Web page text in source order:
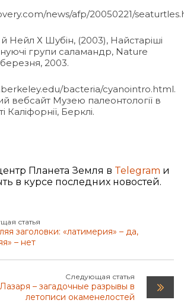
news/afp/20050221/
Нейл Х Шубін, (2003), Найстаріші
групи саламандр, Nature
2003.
bacteria/cyanointro.html.
вебсайт Музею палеонтології в
Каліфорнії, Берклі.
Планета Земля в Telegram и
в курсе последних новостей.
статья
заголовки: «латимерия» – да,
– нет
Следующая статья
– загадочные разрывы в
летописи окаменелостей